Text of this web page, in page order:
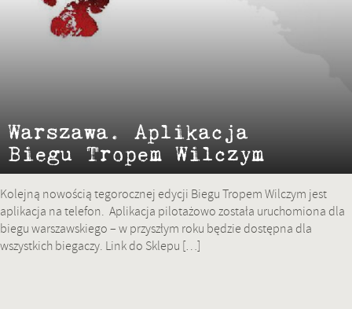
Warszawa. Aplikacja
Biegu Tropem Wilczym
Kolejną nowością tegorocznej edycji Biegu Tropem Wilczym jest
aplikacja na telefon. Aplikacja pilotażowo została uruchomiona dla
biegu warszawskiego – w przyszłym roku będzie dostępna dla
wszystkich biegaczy. Link do Sklepu […]